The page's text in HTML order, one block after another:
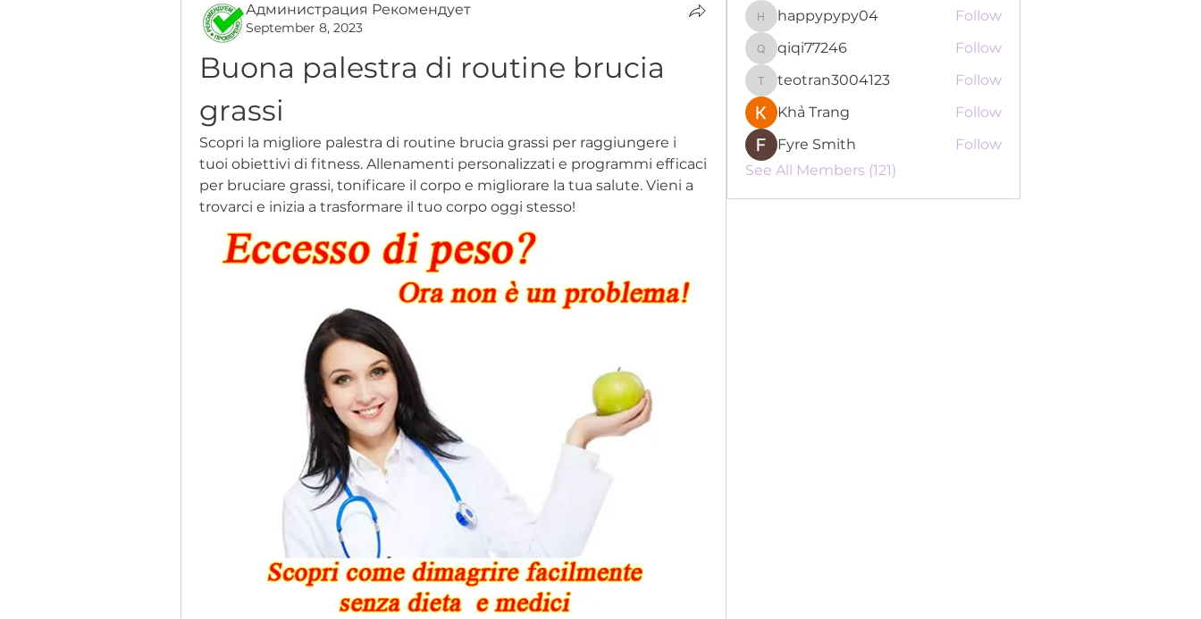
Администрация Рекомендует
September 8, 2023
Buona palestra di routine brucia
grassi
Scopri la migliore palestra di routine brucia grassi per raggiungere i
tuoi obiettivi di fitness. Allenamenti personalizzati e programmi efficaci
per bruciare grassi, tonificare il corpo e migliorare la tua salute. Vieni a
trovarci e inizia a trasformare il tuo corpo oggi stesso!
happypypy04
happypypy04 Follow
qiqi77246
qiqi77246 Follow
teotran3004123
teotran3004123
Follow
Khả Trang
Follow
Fyre Smith
Follow
See All Members (121)